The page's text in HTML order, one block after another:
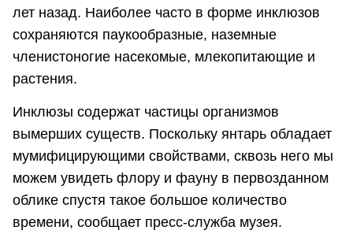
лет назад. Наиболее часто в форме инклюзов
сохраняются паукообразные, наземные
членистоногие насекомые, млекопитающие и
растения.
Инклюзы содержат частицы организмов
вымерших существ. Поскольку янтарь обладает
мумифицирующими свойствами, сквозь него мы
можем увидеть флору и фауну в первозданном
облике спустя такое большое количество
времени, сообщает пресс-служба музея.